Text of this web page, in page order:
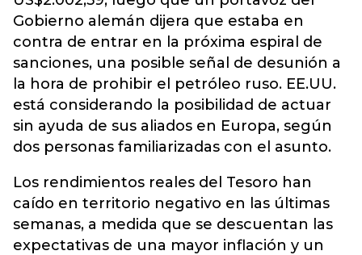
Gobierno alemán dijera que estaba en
contra de entrar en la próxima espiral de
sanciones, una posible señal de desunión a
la hora de prohibir el petróleo ruso. EE.UU.
está considerando la posibilidad de actuar
sin ayuda de sus aliados en Europa, según
dos personas familiarizadas con el asunto.
Los rendimientos reales del Tesoro han
caído en territorio negativo en las últimas
semanas, a medida que se descuentan las
expectativas de una mayor inflación y un